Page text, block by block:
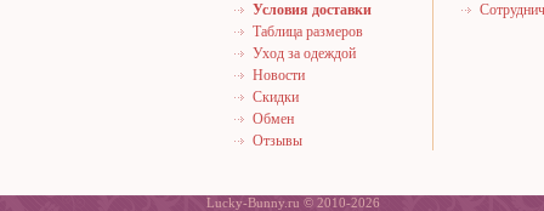
Условия доставки
Таблица размеров
Уход за одеждой
Новости
Скидки
Обмен
Отзывы
Lucky-Bunny.ru © 2010-2026